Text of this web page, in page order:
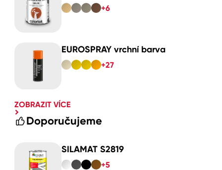
+6
EUROSPRAY vrchní barva
+27
ZOBRAZIT VÍCE
Doporučujeme
SILAMAT S2819
+5